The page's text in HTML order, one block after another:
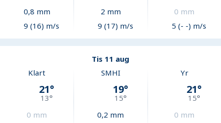
0,8 mm
9 (16) m/s
2 mm
9 (17) m/s
0 mm
5 (- -) m/s
Tis 11 aug
Klart
21°
13°
0 mm
SMHI
19°
15°
0,2 mm
Yr
21°
15°
0 mm